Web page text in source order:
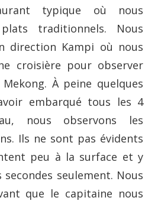
typique où nous
traditionnels. Nous
direction Kampi où nous
croisière pour observer
À peine quelques
embarqué tous les 4
nous observons les
Ils ne sont pas évidents
peu à la surface et y
seulement. Nous
que le capitaine nous